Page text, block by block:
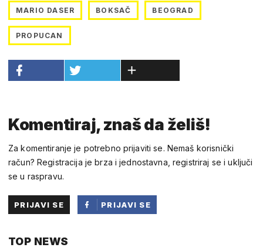
MARIO DASER BOKSAČ BEOGRAD
PROPUCAN
Komentiraj, znaš da želiš!
Za komentiranje je potrebno prijaviti se. Nemaš korisnički
račun? Registracija je brza i jednostavna, registriraj se i uključi
se u raspravu.
PRIJAVI SE
PRIJAVI SE
TOP NEWS